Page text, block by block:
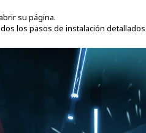
su página.
los pasos de instalación